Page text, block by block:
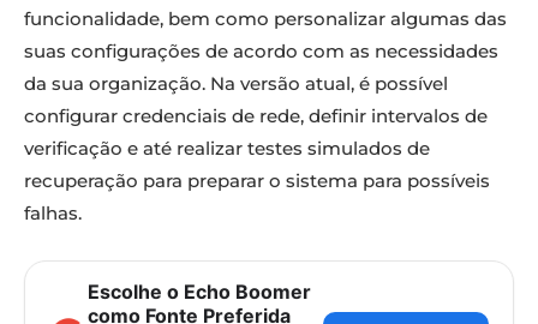
funcionalidade, bem como personalizar algumas das
suas configurações de acordo com as necessidades
da sua organização. Na versão atual, é possível
configurar credenciais de rede, definir intervalos de
verificação e até realizar testes simulados de
recuperação para preparar o sistema para possíveis
falhas.
Escolhe o Echo Boomer
como Fonte Preferida